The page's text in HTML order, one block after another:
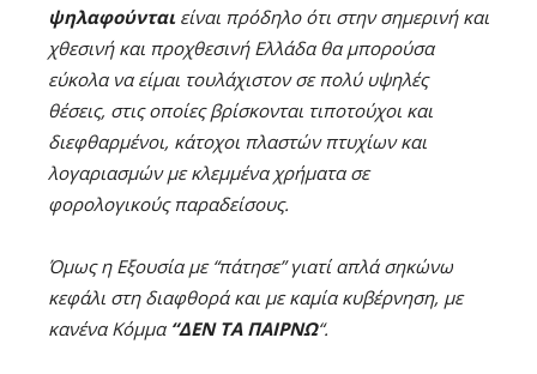
ψηλαφούνταιείναι πρόδηλο ότι στην σημερινή και
χθεσινή και προχθεσινή Ελλάδα θα μπορούσα
εύκολα να είμαι τουλάχιστον σε πολύ υψηλές
θέσεις, στις οποίες βρίσκονται τιποτούχοι και
διεφθαρμένοι, κάτοχοι πλαστών πτυχίων και
λογαριασμών με κλεμμένα χρήματα σε
φορολογικούς παραδείσους.
Όμως η Εξουσία με “πάτησε” γιατί απλά σηκώνω
κεφάλι στη διαφθορά και με καμία κυβέρνηση, με
κανένα Κόμμα “ΔΕΝ ΤΑ ΠΑΙΡΝΩ“.